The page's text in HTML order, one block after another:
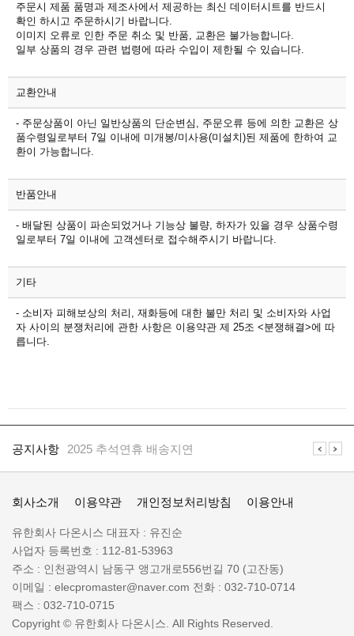
주문시 제품 품명과 제조사에서 제공하는 최신 데이터시트를 반드시
확인 하시고 주문하시기 바랍니다.
이미지 오류로 인한 주문 취소 및 반품, 교환은 불가능합니다.
일부 상품의 경우 관련 법령에 따라 수입이 제한될 수 있습니다.
교환안내
- 주문상품이 아닌 일반상품의 단순변심, 주문오류 등에 의한 교환은 상
품수령일로부터 7일 이내에 미개봉/미사용(미설치)된 제품에 한하여 교
환이 가능합니다.
반품안내
- 배달된 상품이 파손되었거나 기능상 불량, 하자가 있을 경우 상품수령
일로부터 7일 이내에 고객센터로 접수해주시기 바랍니다.
기타
- 소비자 피해보상의 처리, 재화등에 대한 불만 처리 및 소비자와 사업
자 사이의 분쟁처리에 관한 사항은 이용약관 제 25조 <분쟁해결>에 따
릅니다.
지
공지사항 2025 추석연휴 배송지연
공지사항 일렉프로는 수배전반 전기자재 전문 쇼핑몰 입니다
렉
로
정
회사소개 이용약관 개인정보처리방침 이용안내
회
사
명
:
유한회사 다온시스 대표자 : 유진순
사업자 등록번호 : 112-81-53963
주소 : 인천광역시 남동구 앵고개로556번길 70 (고잔동)
이메일 : elecpromaster@naver.com 전화 : 032-710-0714
팩스 : 032-710-0715
Copyright © 유한회사 다온시스. All Rights Reserved.